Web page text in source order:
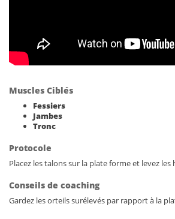
Muscles Ciblés
Fessiers
Jambes
Tronc
Protocole
Placez les talons sur la plate forme et levez les
Conseils de coaching
Gardez les orteils surélevés par rapport à la